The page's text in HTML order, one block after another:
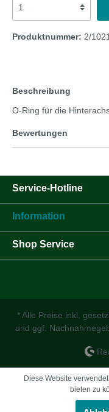
Produktnummer: 2/
Beschreibung
O-Ring für die
Bewertungen
Service-Hotline
Information
Shop Service
* Alle Preise inkl.
und ggf.
Diese Website
bieten zu